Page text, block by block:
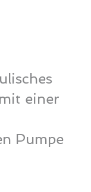
einer
Pumpe